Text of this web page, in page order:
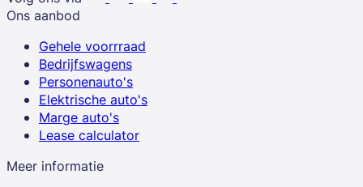
Ons aanbod
Gehele voorrraad
Bedrijfswagens
Personenauto's
Elektrische auto's
Marge auto's
Lease calculator
Meer informatie